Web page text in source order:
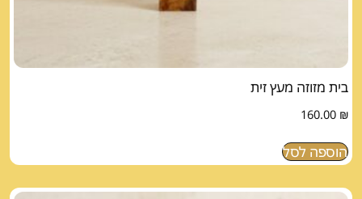
בית מזוזה מעץ זית
160.00 ₪
הוספה לסל